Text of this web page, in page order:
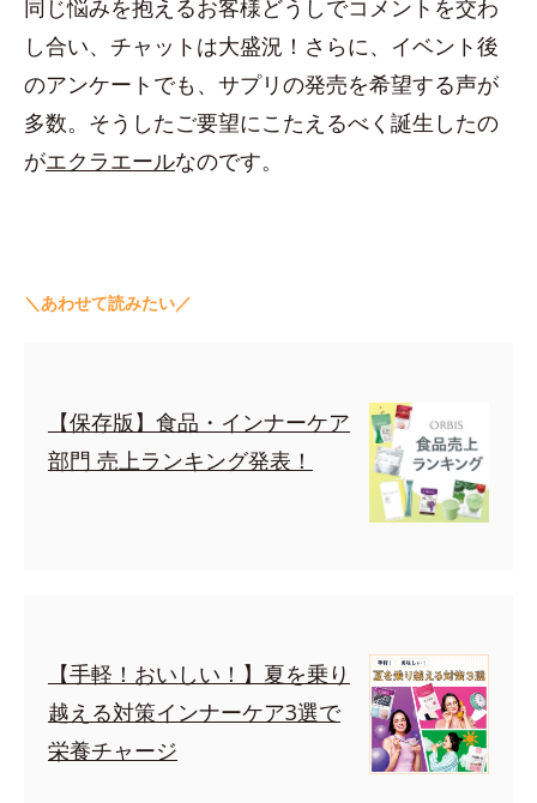
同じ悩みを抱えるお客様どうしでコメントを交わ
し合い、チャットは大盛況！さらに、イベント後
のアンケートでも、サプリの発売を希望する声が
多数。そうしたご要望にこたえるべく誕生したの
がエクラエールなのです。
＼あわせて読みたい／
【保存版】食品・インナーケア
部門 売上ランキング発表！
【手軽！おいしい！】夏を乗り
越える対策インナーケア3選で
栄養チャージ